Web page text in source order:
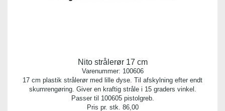
Nito strålerør 17 cm
Varenummer: 100606
17 cm plastik strålerør med lille dyse. Til afskylning efter endt
skumrengøring. Giver en kraftig stråle i 15 graders vinkel.
Passer til 100605 pistolgreb.
Pris pr. stk. 86,00